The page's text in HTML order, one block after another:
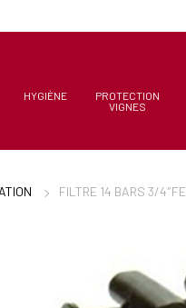
HYGIÈNE
PROTECTION
VIGNES
FILTRE 14 BARS 3/